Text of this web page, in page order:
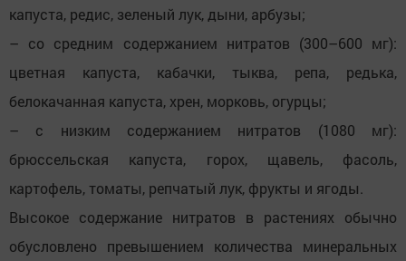
капуста, редис, зеленый лук, дыни, арбузы;
– со средним содержанием нитратов (300–600 мг):
цветная капуста, кабачки, тыква, репа, редька,
белокачанная капуста, хрен, морковь, огурцы;
– с низким содержанием нитратов (1080 мг):
брюссельская капуста, горох, щавель, фасоль,
картофель, томаты, репчатый лук, фрукты и ягоды.
Высокое содержание нитратов в растениях обычно
обусловлено превышением количества минеральных